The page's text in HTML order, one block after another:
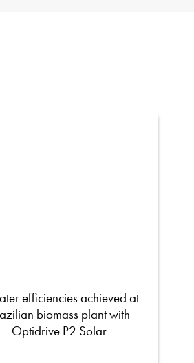
efficiencies achieved at
biomass plant with
Optidrive P2 Solar